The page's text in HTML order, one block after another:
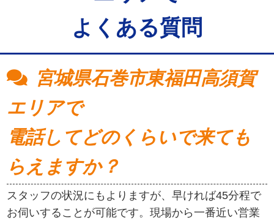
よくある質問
宮城県石巻市東福田高須賀
エリアで
電話してどのくらいで来ても
らえますか？
スタッフの状況にもよりますが、早ければ45分程で
お伺いすることが可能です。現場から一番近い営業